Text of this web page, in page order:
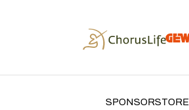
SPONSORSTORE